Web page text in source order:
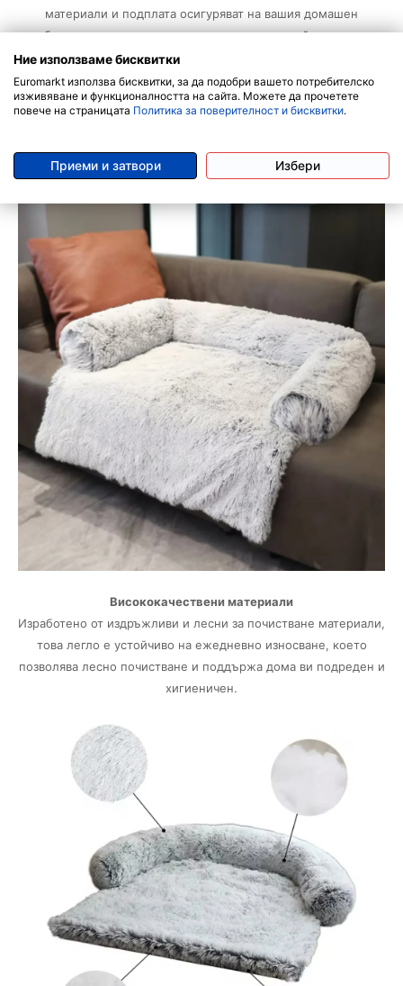
Ние използваме бисквитки
Euromarkt използва бисквитки, за да подобри вашето потребителско
изживяване и функционалността на сайта. Можете да прочетете
повече на страницата Политика за поверителност и бисквитки.
Приеми и затвори Избери
материали и подплата осигуряват на вашия домашен
любимец идеална опора и топлина, позволявайки му да се
отпусне напълно и да се наслаждава на своето пространство.
Защита на мебели
Специално проектираното легло помага да предпазите
прави идеално за използване в закрити пространства, където
искате да запазите външния вид на вашите повърхности.
Висококачествени материали
Изработено от издръжливи и лесни за почистване материали,
това легло е устойчиво на ежедневно износване, което
позволява лесно почистване и поддържа дома ви подреден и
хигиеничен.